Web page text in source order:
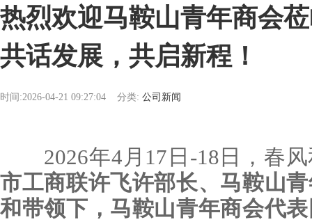
热烈欢迎马鞍山青年商会
共话发展，共启新程！
时间:2026-04-21 09:27:04 分类: 公司新闻
2026年4月17日-18日，春风
市工商联许飞许部长、马鞍山
和带领下，马鞍山青年商会代